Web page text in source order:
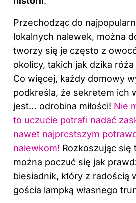
Przechodząc do
lokalnych nalewek, można
tworzy się je często z
okolicy, takich jak dzika
Co więcej, każdy domowy
podkreśla, że sekretem ich
jest… odrobina miłości! Nie
to uczucie potrafi nadać
nawet najprostszym
nalewkom! Rozkoszując się
można poczuć się jak
biesiadnik, który z radością
gościa lampką własnego